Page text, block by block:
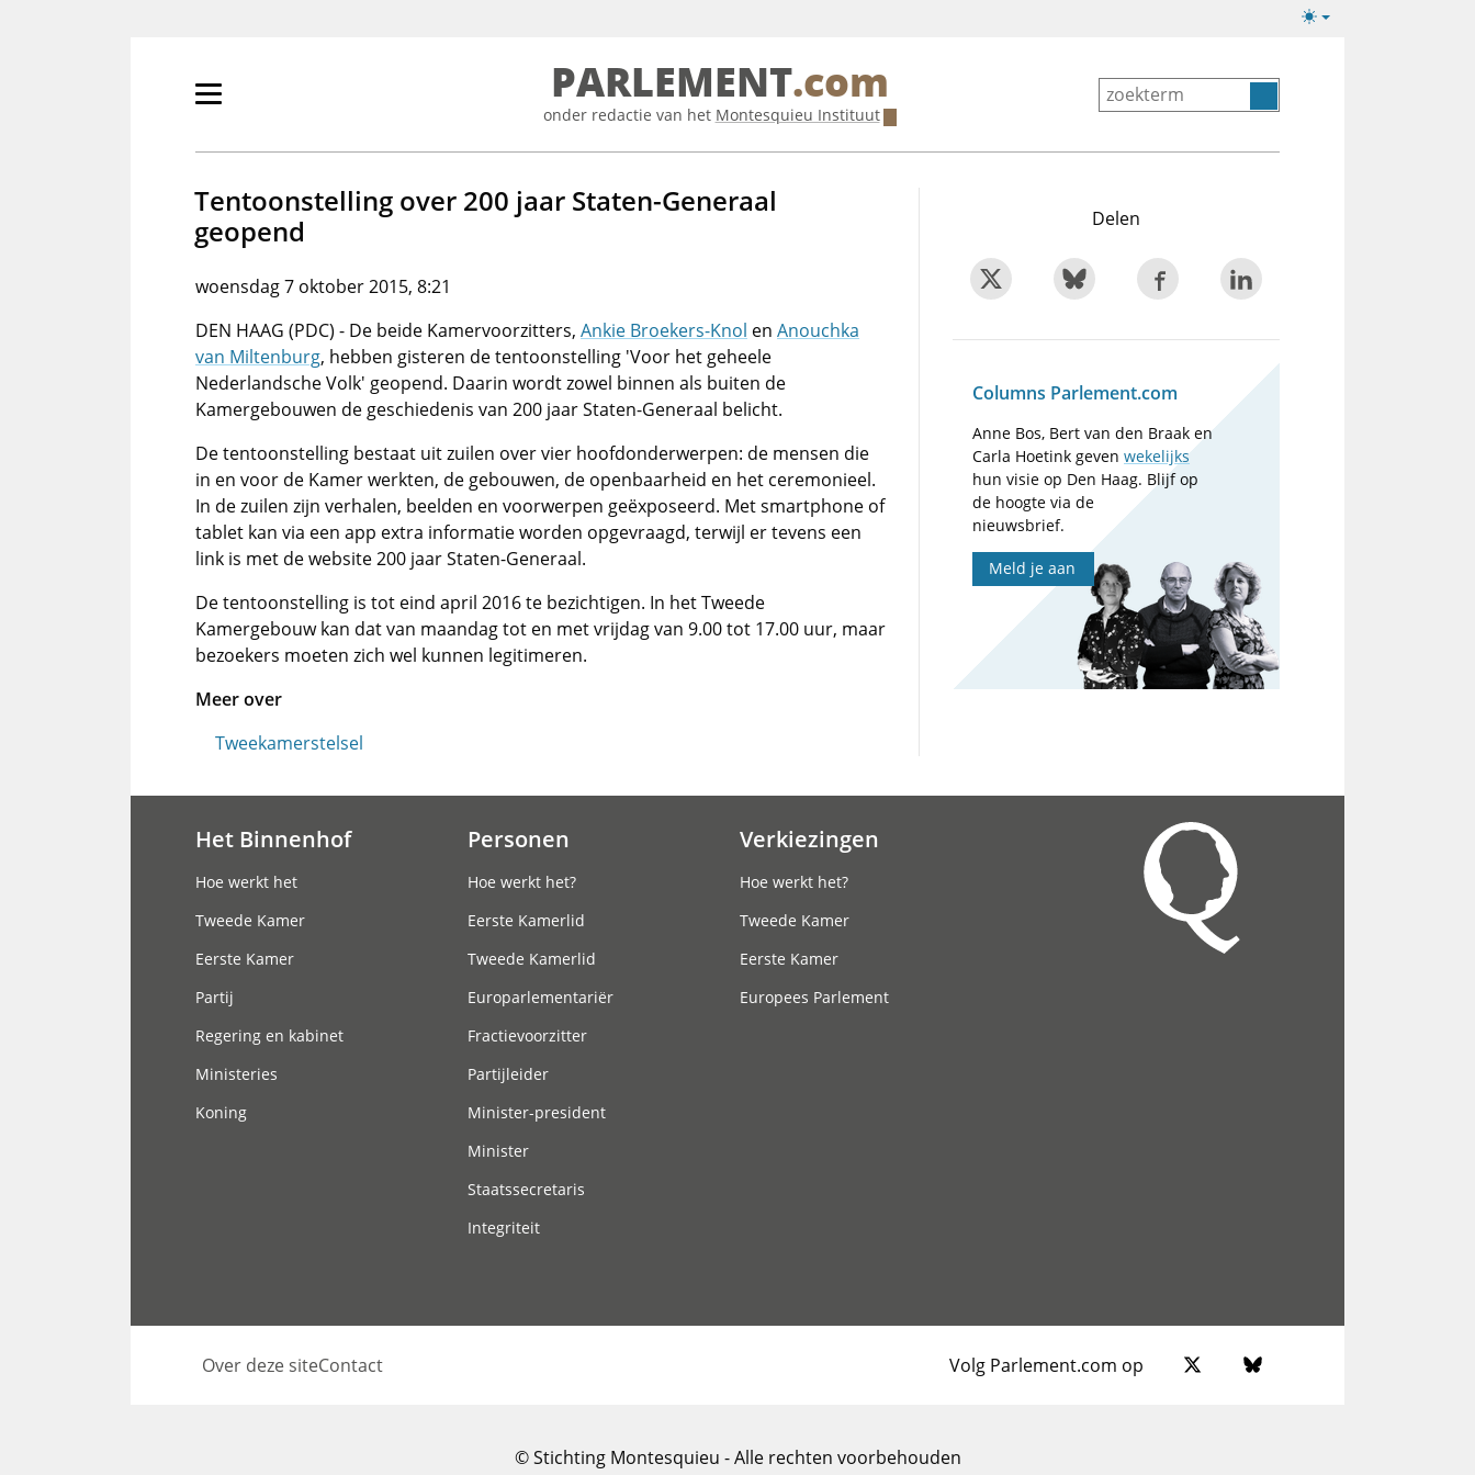
Lichte/donkere
Primair
tonen/verbergen
PARLEMENT.com
onder redactie van het Montesquieu Instituut
Tentoonstelling over 200 jaar Staten-Generaal
geopend
woensdag 7 oktober 2015, 8:21
DEN HAAG (PDC) - De beide Kamervoorzitters, Ankie Broekers-Knol en Anouchka
van Miltenburg, hebben gisteren de tentoonstelling 'Voor het geheele
Nederlandsche Volk' geopend. Daarin wordt zowel binnen als buiten de
Kamergebouwen de geschiedenis van 200 jaar Staten-Generaal belicht.
De tentoonstelling bestaat uit zuilen over vier hoofdonderwerpen: de mensen die
in en voor de Kamer werkten, de gebouwen, de openbaarheid en het ceremonieel.
In de zuilen zijn verhalen, beelden en voorwerpen geëxposeerd. Met smartphone of
tablet kan via een app extra informatie worden opgevraagd, terwijl er tevens een
link is met de website 200 jaar Staten-Generaal.
De tentoonstelling is tot eind april 2016 te bezichtigen. In het Tweede
Kamergebouw kan dat van maandag tot en met vrijdag van 9.00 tot 17.00 uur, maar
bezoekers moeten zich wel kunnen legitimeren.
Meer over
Tweekamerstelsel
Delen
Columns Parlement.com
Anne Bos, Bert van den Braak en
Carla Hoetink gevenwekelijks
hun visie op Den Haag. Blijf op
de hoogte via de
nieuwsbrief.
Meld je aan
Het Binnenhof
Hoe werkt het
Tweede Kamer
Eerste Kamer
Partij
Regering en kabinet
Ministeries
Koning
Personen
Hoe werkt het?
Eerste Kamerlid
Tweede Kamerlid
Europarlementariër
Fractievoorzitter
Partijleider
Minister-president
Minister
Staatssecretaris
Integriteit
Verkiezingen
Hoe werkt het?
Tweede Kamer
Eerste Kamer
Europees Parlement
Over deze siteContact Volg Parlement.com op
© Stichting Montesquieu - Alle rechten voorbehouden